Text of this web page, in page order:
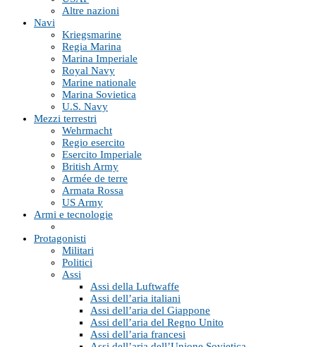
Altre nazioni
Navi
Kriegsmarine
Regia Marina
Marina Imperiale
Royal Navy
Marine nationale
Marina Sovietica
U.S. Navy
Mezzi terrestri
Wehrmacht
Regio esercito
Esercito Imperiale
British Army
Armée de terre
Armata Rossa
US Army
Armi e tecnologie
Protagonisti
Militari
Politici
Assi
Assi della Luftwaffe
Assi dell’aria italiani
Assi dell’aria del Giappone
Assi dell’aria del Regno Unito
Assi dell’aria francesi